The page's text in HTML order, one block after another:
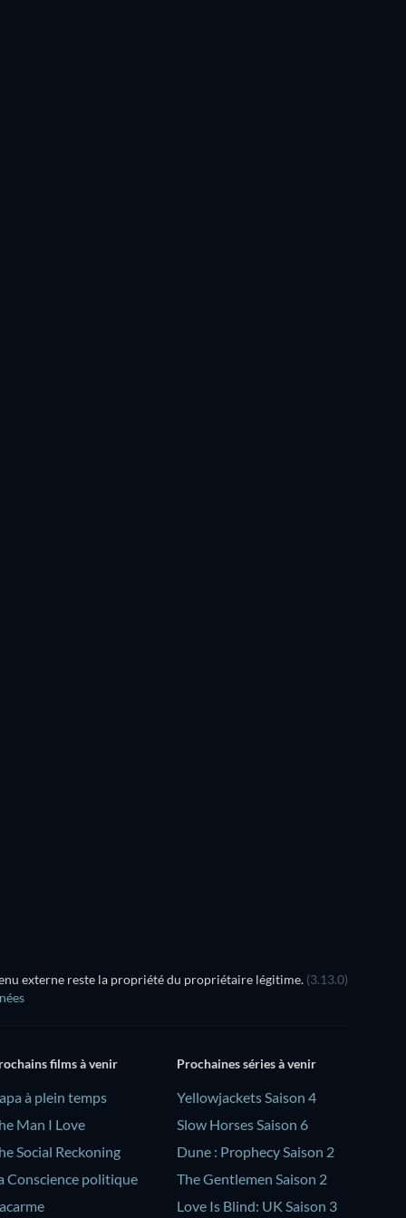
externe reste la propriété du propriétaire légitime. (3.13.0)
films à venir
à plein temps
Man I Love
Social Reckoning
Conscience politique
Prochaines séries à venir
Yellowjackets Saison 4
Slow Horses Saison 6
Dune : Prophecy Saison 2
The Gentlemen Saison 2
Love Is Blind: UK Saison 3